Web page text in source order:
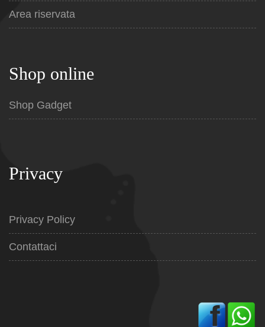
Area riservata
Shop online
Shop Gadget
Privacy
Privacy Policy
Contattaci